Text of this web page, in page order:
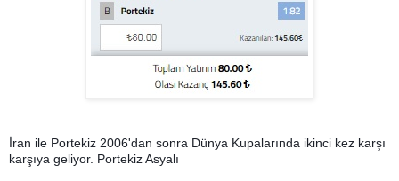
İran ile Portekiz 2006'dan sonra Dünya Kupalarında ikinci kez karşı
karşıya geliyor. Portekiz Asyalı